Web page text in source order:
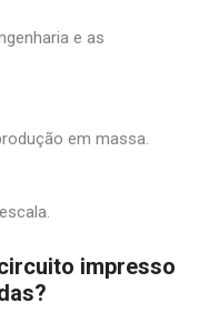
e as
em massa.
impresso